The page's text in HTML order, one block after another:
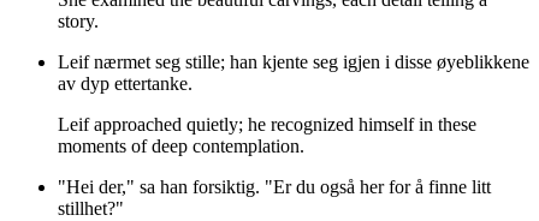
story.
Leif nærmet seg stille; han kjente seg igjen i disse øyeblikkene
av dyp ettertanke.
Leif approached quietly; he recognized himself in these
moments of deep contemplation.
"Hei der," sa han forsiktig. "Er du også her for å finne litt
stillhet?"